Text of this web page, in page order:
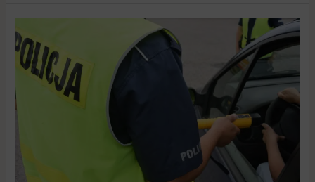
wypadków,
16
rannych
i